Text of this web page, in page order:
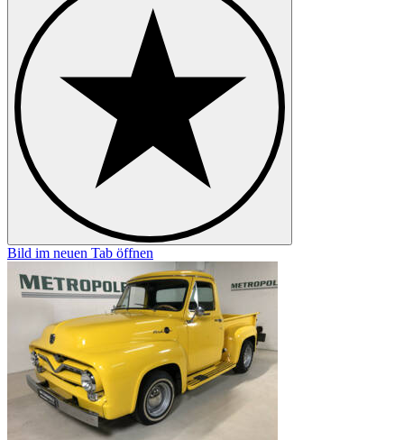
Bild im neuen Tab öffnen